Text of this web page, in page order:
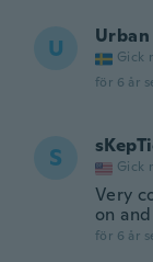
U Urban
Gick
för 6 år
S Gick
Very
on
för 6 år